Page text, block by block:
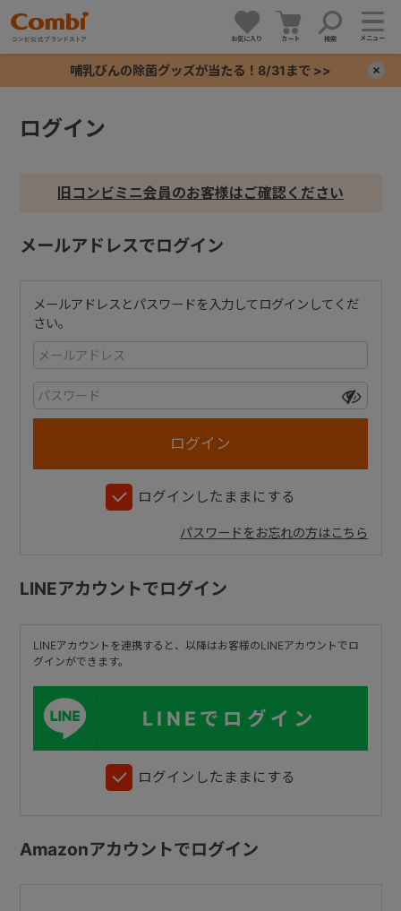
お気に入り カート 検索 メニュー
哺乳びんの除菌グッズが当たる！8/31まで >>
ログイン
旧コンビミニ会員のお客様はご確認ください
メールアドレスでログイン
メールアドレスとパスワードを入力してログインしてくだ
さい。
ログインしたままにする
パスワードをお忘れの方はこちら
LINEアカウントでログイン
LINEアカウントを連携すると、以降はお客様のLINEアカウントでロ
グインができます。
LINEでログイン
ログインしたままにする
Amazonアカウントでログイン